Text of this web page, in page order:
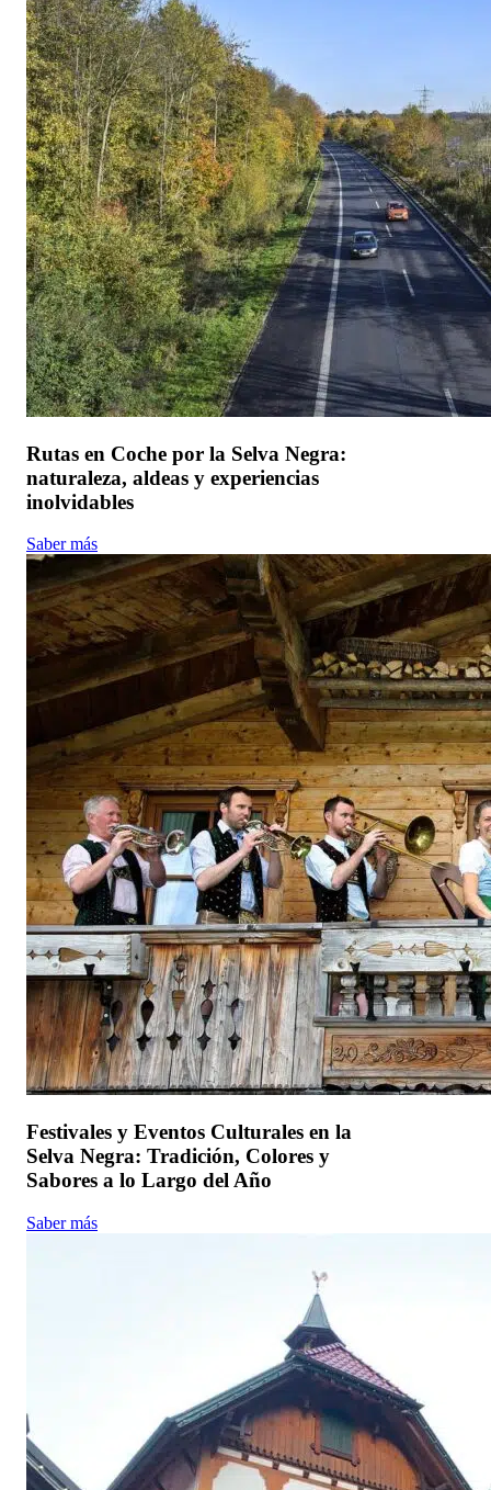
Rutas en Coche por la Selva Negra:
naturaleza, aldeas y experiencias
inolvidables
Saber más
Festivales y Eventos Culturales en la
Selva Negra: Tradición, Colores y
Sabores a lo Largo del Año
Saber más